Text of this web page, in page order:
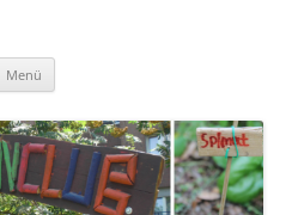
Menü